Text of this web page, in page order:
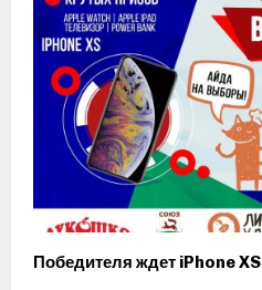
Победителя ждет iPhone XS